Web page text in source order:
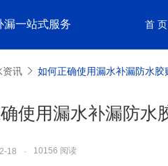
漏一站式服务 首 页
资讯 如何正确使用漏水补漏防水胶
使用漏水补漏防水
18 · 10156 阅读